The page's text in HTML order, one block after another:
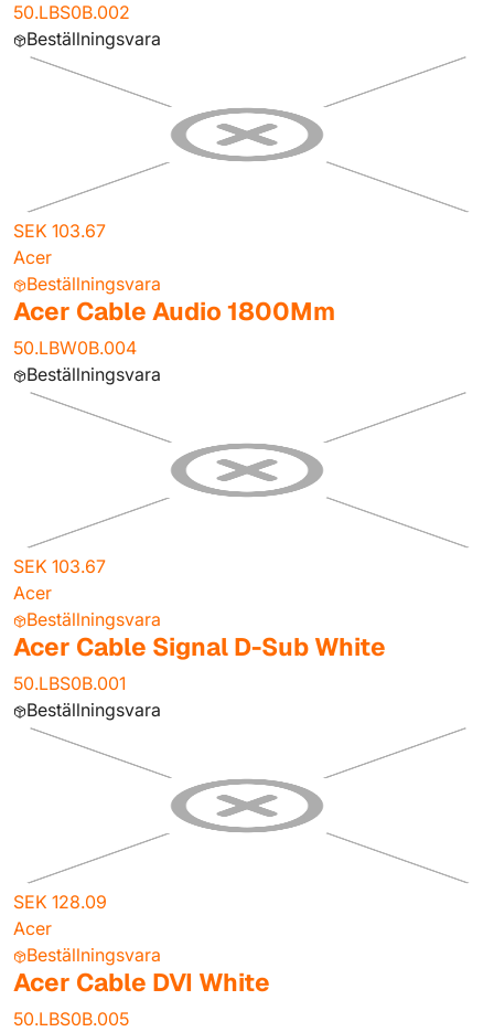
50.LBS0B.002
Beställningsvara
SEK 103.67
Acer
Beställningsvara
Acer Cable Audio 1800Mm
50.LBW0B.004
Beställningsvara
SEK 103.67
Acer
Beställningsvara
Acer Cable Signal D-Sub White
50.LBS0B.001
Beställningsvara
SEK 128.09
Acer
Beställningsvara
Acer Cable DVI White
50.LBS0B.005